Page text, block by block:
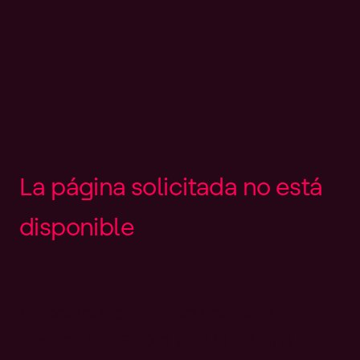
La página solicitada no está
disponible